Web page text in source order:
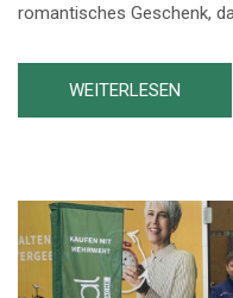
romantisches Geschenk,
WEITERLESEN